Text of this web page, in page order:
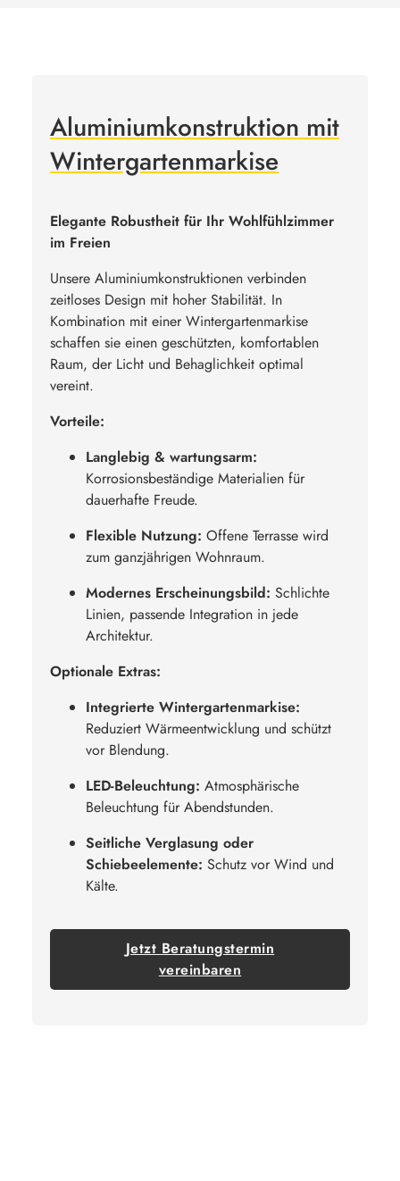
Aluminiumkonstruktion mit
Wintergartenmarkise
Elegante Robustheit für Ihr Wohlfühlzimmer
im Freien
Unsere Aluminiumkonstruktionen verbinden
zeitloses Design mit hoher Stabilität. In
Kombination mit einer Wintergartenmarkise
schaffen sie einen geschützten, komfortablen
Raum, der Licht und Behaglichkeit optimal
vereint.
Vorteile:
Langlebig & wartungsarm:
Korrosionsbeständige Materialien für
dauerhafte Freude.
Flexible Nutzung: Offene Terrasse wird
zum ganzjährigen Wohnraum.
Modernes Erscheinungsbild: Schlichte
Linien, passende Integration in jede
Architektur.
Optionale Extras:
Integrierte Wintergartenmarkise:
Reduziert Wärmeentwicklung und schützt
vor Blendung.
LED-Beleuchtung: Atmosphärische
Beleuchtung für Abendstunden.
Seitliche Verglasung oder
Schiebeelemente: Schutz vor Wind und
Kälte.
Jetzt Beratungstermin
vereinbaren